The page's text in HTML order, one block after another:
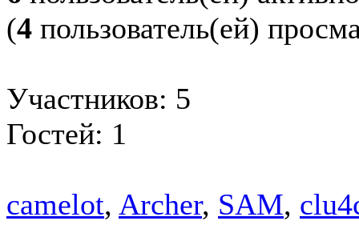
(4 пользователь(ей)
Участников: 5
Гостей: 1
camelot, Archer, SAM,